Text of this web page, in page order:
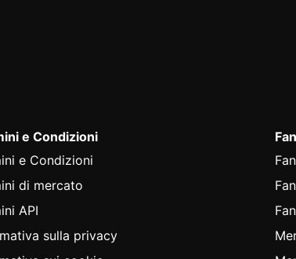
e Condizioni
e Condizioni
di mercato
API
sulla privacy